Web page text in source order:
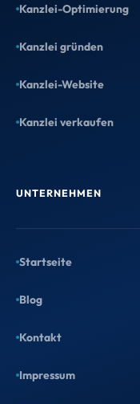
Kanzlei-Optimierung
Kanzlei gründen
Kanzlei-Website
Kanzlei verkaufen
UNTERNEHMEN
Startseite
Blog
Kontakt
Impressum